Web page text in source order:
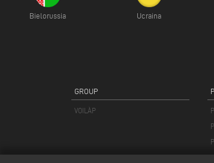
Bielorussia Ucraina
GROUP
VOILÀP